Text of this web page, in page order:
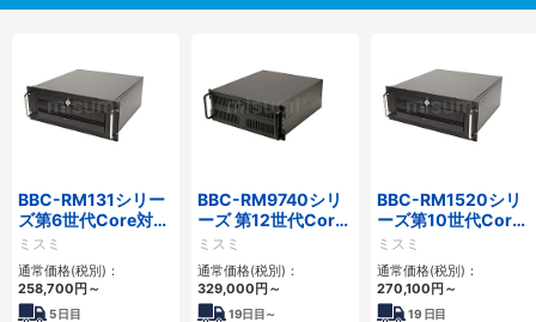
BBC-RM131シリー
ズ第6世代Core対応
省スペースラックマ
ウントFAPC
3PCI3PCIe
ミスミ
通常価格(税別)：
258,700円～
5日目
BBC-RM9740シリ
ーズ 第12世代Core
対応ラックマウント
FAPC4PCI・3PCIe
ミスミ
通常価格(税別)：
329,000円～
19日目～
BBC-RM1520シリ
ーズ第10世代Core
省スペースラックマ
ウントFAPC5PCI・
2PCIe
ミスミ
通常価格(税別)：
270,100円～
19 日目